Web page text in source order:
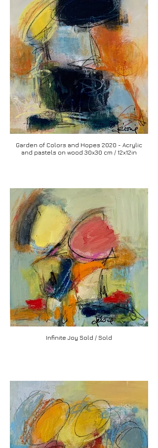
Garden of Colors and Hopes 2020 - Acrylic
and pastels on wood 30x30 cm / 12x12in
Infinite Joy Sold / Sold